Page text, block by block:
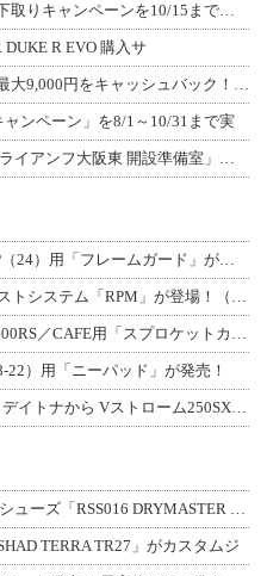
新型「RESO」インカム発売記念！ 下取りキャンペーンを10/15まで延長して開
DUKE R EVO 購入サ
B+COM 最新モデル購入・下取りで最大9,000円をキャッシュバック！「B+F
ャンペーン」を8/1～10/31まで実
【トライアンフ】関西最大規模「トライアンフ大阪東 開設準備室」がオープン！ 限定
マジカルレーシングから MT-09／SP（24）用「フレームガード」が登場！
RPM から ホンダ GROM用エキゾーストシステム「RPM」が登場！（動画あり
カスタムスプロケットを見せる、Z900RS／CAFE用「スプロケットカバーフルキ
22）用「ニーパッド」が発売！
ゲル素材入りで快適＆足つき向上！ デイトナから Vストローム250SX用「快適ロ
アールエスタイチの新ライディングシューズ「RSS016 DRYMASTER スト
TERRA TR27」がカスタムジ